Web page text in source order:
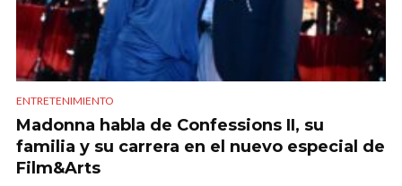
ENTRETENIMIENTO
Madonna habla de Confessions II, su
familia y su carrera en el nuevo especial de
Film&Arts